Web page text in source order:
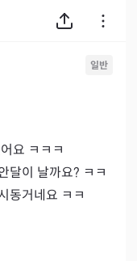
일반
요 ㅋㅋㅋ
달이 날까요? ㅋㅋ
동거네요 ㅋㅋ